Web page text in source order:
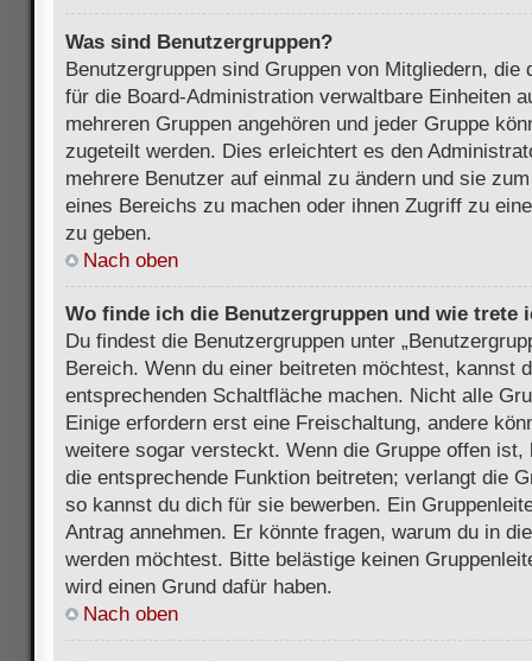
Was sind Benutzergruppen?
Benutzergruppen sind Gruppen von Mitgliedern, die
für die Board-Administration verwaltbare Einheiten
mehreren Gruppen angehören und jeder Gruppe
zugeteilt werden. Dies erleichtert es den
mehrere Benutzer auf einmal zu ändern und sie
eines Bereichs zu machen oder ihnen Zugriff zu
zu geben.
Nach oben
Wo finde ich die Benutzergruppen und wie trete
Du findest die Benutzergruppen unter
Bereich. Wenn du einer beitreten möchtest, kannst
entsprechenden Schaltfläche machen. Nicht alle
Einige erfordern erst eine Freischaltung, andere
weitere sogar versteckt. Wenn die Gruppe offen
die entsprechende Funktion beitreten; verlangt die
so kannst du dich für sie bewerben. Ein
Antrag annehmen. Er könnte fragen, warum du in
werden möchtest. Bitte belästige keinen
wird einen Grund dafür haben.
Nach oben